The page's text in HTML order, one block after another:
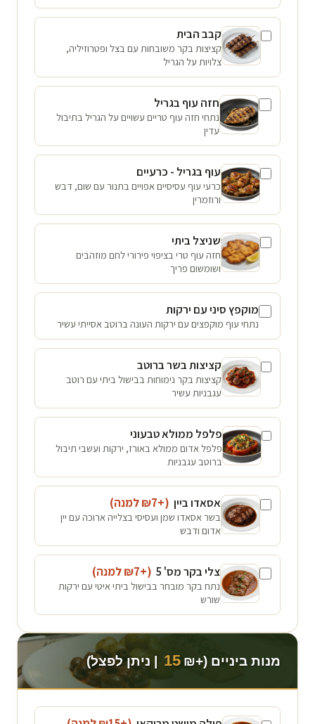
קבב הבית
קציצות בקר משובחות עם בצל ופטרוזיליה,
צלויות על הגריל
חזה עוף בגריל
נתחי חזה עוף טריים עשויים על הגריל בתיבול
עדין
עוף בגריל - כרעיים
כרעי עוף עסיסיים אפויים בתנור עם שום, דבש
ורוזמרין
שניצל ביתי
חזה עוף טרי בציפוי פירורי לחם מוזהבים
ושומשום פריך
מוקפץ סיני עם ירקות
נתחי עוף מוקפצים עם ירקות העונה ברוטב אסייתי עשיר
קציצות בשר ברוטב
קציצות בקר נימוחות בבישול ביתי עם רוטב
עגבניות עשיר
פלפל ממולא טבעוני
פלפל אדום ממולא באורז, ירקות ועשבי תיבול
ברוטב עגבניות
אסאדו ביין (+₪
7 למנה)
בשר אסאדו שמן ועסיסי בצלייה ארוכה עם יין
אדום ודבש
צלי בקר מס' 5 (+₪
7 למנה)
נתח בקר מובחר בבישול ביתי איטי עם ירקות
שורש
מנות ביניים (+₪ 15 | ניתן לפצל)